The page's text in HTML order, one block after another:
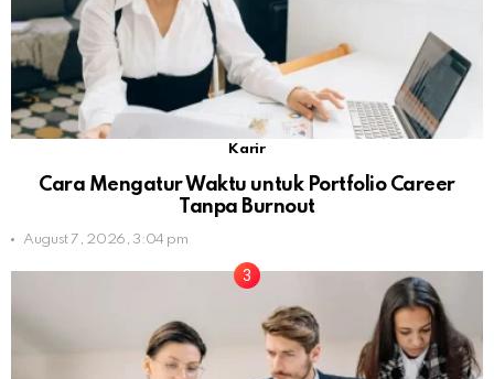
Karir
Cara Mengatur Waktu untuk Portfolio Career
Tanpa Burnout
August 7, 2026, 3:04 pm